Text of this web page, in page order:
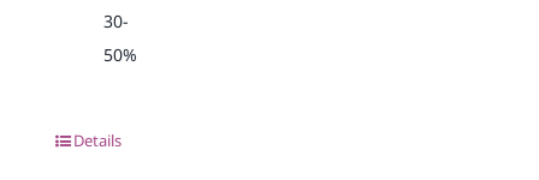
30-
50%
Details